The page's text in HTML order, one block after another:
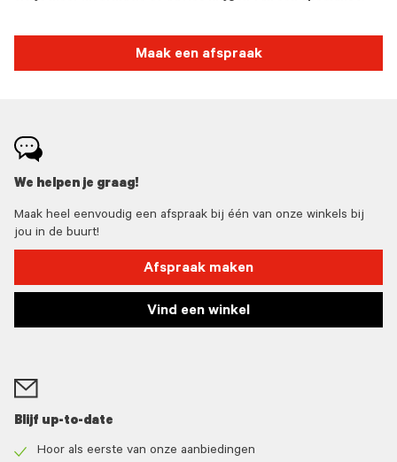
Maak een afspraak
We helpen je graag!
Maak heel eenvoudig een afspraak bij één van onze winkels bij
jou in de buurt!
Afspraak maken
Vind een winkel
Blijf up-to-date
Hoor als eerste van onze aanbiedingen